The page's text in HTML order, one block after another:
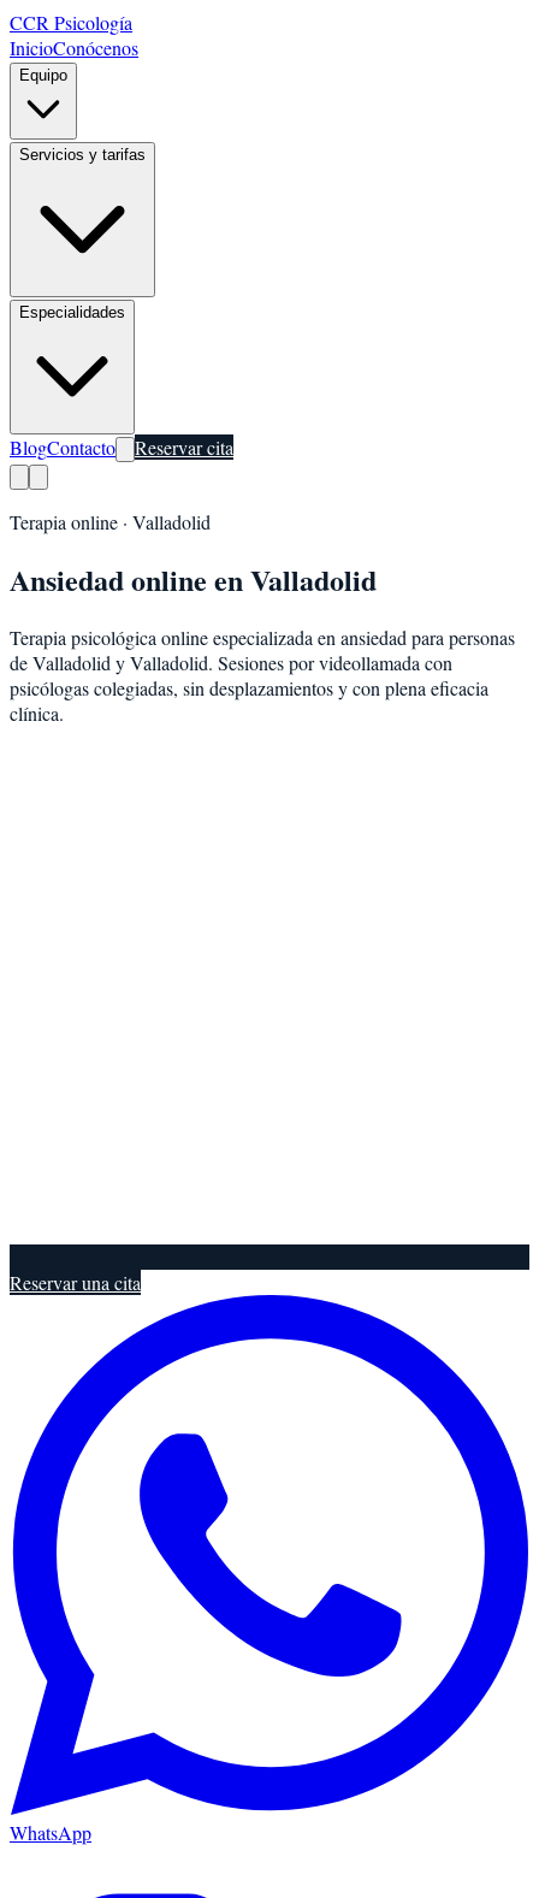
CCR Psicología
InicioConócenos
Equipo
Servicios y tarifas
Especialidades
BlogContacto Reservar cita
Terapia online · Valladolid
Ansiedadonline enValladolid
Terapia psicológica online especializada en ansiedad para personas
deValladolid yValladolid. Sesiones por videollamada con
psicólogas colegiadas, sin desplazamientos y con plena eficacia
clínica.
Reservar una cita
WhatsApp